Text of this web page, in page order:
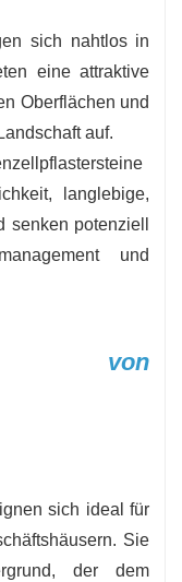
sich nahtlos in
eine attraktive
Oberflächen und
auf.
langlebige,
potenziell
und
von
sich ideal für
Sie
der dem